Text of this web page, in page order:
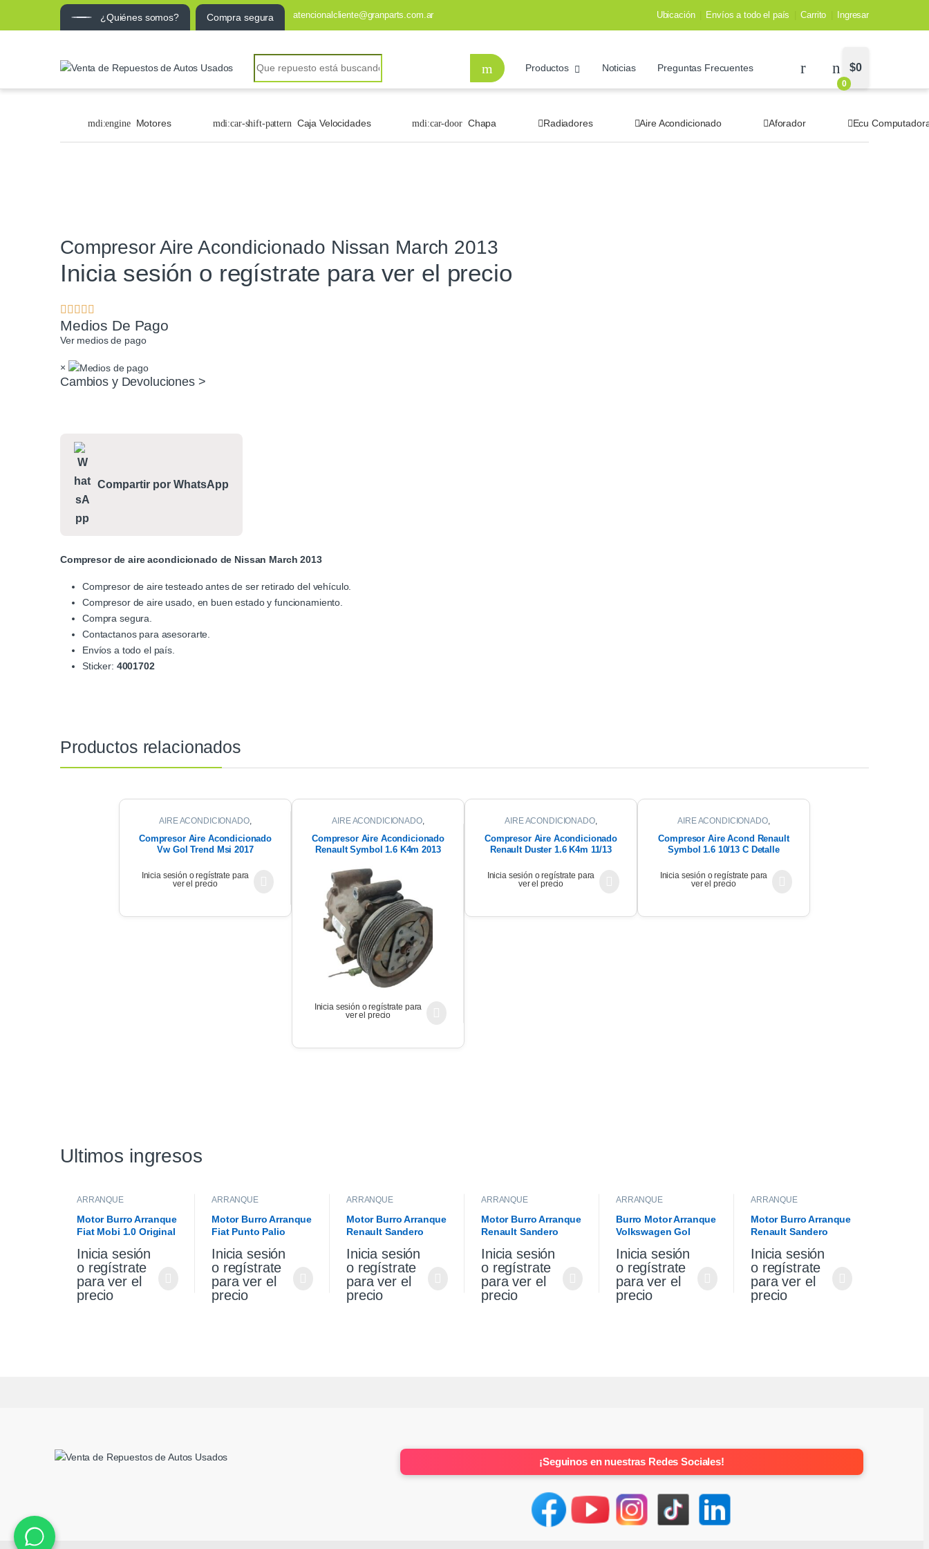
¿Quiénes somos? Compra segura atencionalcliente@granparts.com.ar Ubicación Envíos a todo el país Carrito Ingresar
Productos Noticias Preguntas Frecuentes
0
$0
Motores Caja Velocidades Chapa Radiadores Aire Acondicionado Aforador Ecu
Compresor Aire Acondicionado Nissan March 2013
Inicia sesión o regístrate para ver el precio
Medios De Pago
Ver medios de pago
×
Cambios y Devoluciones >
Compartir por WhatsApp
Compresor de aire acondicionado de Nissan March 2013
Compresor de aire testeado antes de ser retirado del vehículo.
Compresor de aire usado, en buen estado y funcionamiento.
Compra segura.
Contactanos para asesorarte.
Envíos a todo el país.
Sticker: 4001702
Productos relacionados
AIRE ACONDICIONADO,
Compresor Aire Acondicionado
Vw Gol Trend Msi 2017
Inicia sesión o regístrate para
ver el precio
AIRE ACONDICIONADO,
Compresor Aire Acondicionado
Renault Symbol 1.6 K4m 2013
Inicia sesión o regístrate para
ver el precio
AIRE ACONDICIONADO,
Compresor Aire Acondicionado
Renault Duster 1.6 K4m 11/13
Inicia sesión o regístrate para
ver el precio
AIRE ACONDICIONADO,
Compresor Aire Acond Renault
Symbol 1.6 10/13 C Detalle
Inicia sesión o regístrate para
ver el precio
Ultimos ingresos
ARRANQUE
Motor Burro Arranque
Fiat Mobi 1.0 Original
Inicia sesión
o regístrate
para ver el
precio
ARRANQUE
Motor Burro Arranque
Fiat Punto Palio
Inicia sesión
o regístrate
para ver el
precio
ARRANQUE
Motor Burro Arranque
Renault Sandero
Original
Inicia sesión
o regístrate
para ver el
precio
ARRANQUE
Motor Burro Arranque
Renault Sandero
Inicia sesión
o regístrate
para ver el
precio
ARRANQUE
Burro Motor Arranque
Volkswagen Gol
Inicia sesión
o regístrate
para ver el
precio
ARRANQUE
Motor Burro Arranque
Renault Sandero
Inicia sesión
o regístrate
para ver el
precio
¡Seguinos en nuestras Redes Sociales!